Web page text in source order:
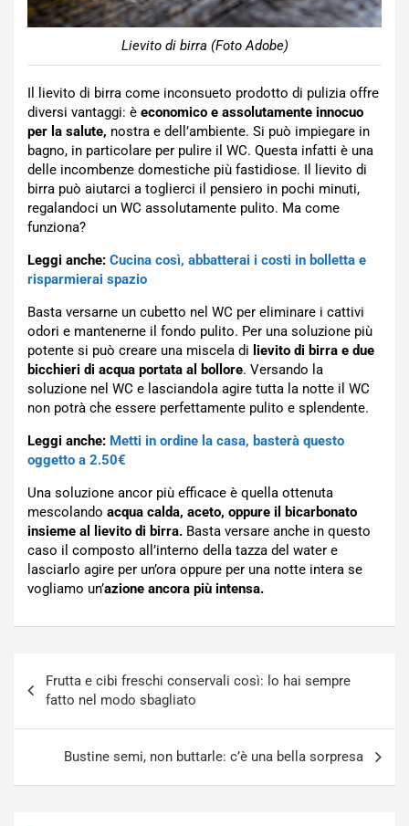
Lievito di birra (Foto Adobe)
Il lievito di birra come inconsueto prodotto di pulizia offre
diversi vantaggi: è economico e assolutamente innocuo
per la salute, nostra e dell’ambiente. Si può impiegare in
bagno, in particolare per pulire il WC. Questa infatti è una
delle incombenze domestiche più fastidiose. Il lievito di
birra può aiutarci a toglierci il pensiero in pochi minuti,
regalandoci un WC assolutamente pulito. Ma come
funziona?
Leggi anche: Cucina così, abbatterai i costi in bolletta e
risparmierai spazio
Basta versarne un cubetto nel WC per eliminare i cattivi
odori e mantenerne il fondo pulito. Per una soluzione più
potente si può creare una miscela di lievito di birra e due
bicchieri di acqua portata al bollore. Versando la
soluzione nel WC e lasciandola agire tutta la notte il WC
non potrà che essere perfettamente pulito e splendente.
Leggi anche: Metti in ordine la casa, basterà questo
oggetto a 2.50€
Una soluzione ancor più efficace è quella ottenuta
mescolando acqua calda, aceto, oppure il bicarbonato
insieme al lievito di birra. Basta versare anche in questo
caso il composto all’interno della tazza del water e
lasciarlo agire per un’ora oppure per una notte intera se
vogliamo un’azione ancora più intensa.
articoli
Frutta e cibi freschi conservali così: lo hai sempre
fatto nel modo sbagliato
Bustine semi, non buttarle: c’è una bella sorpresa